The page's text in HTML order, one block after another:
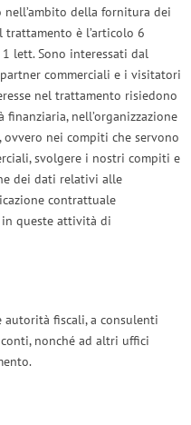
della fornitura dei
è l’articolo 6
1 lett. Sono interessati dal
commerciali e i visitatori
nel trattamento risiedono
nell’organizzazione
ovvero nei compiti che servono
svolgere i nostri compiti e
dei dati relativi alle
contrattuale
queste attività di
fiscali, a consulenti
nonché ad altri uffici